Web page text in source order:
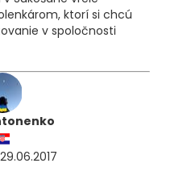
ktorí si chcú
v spoločnosti